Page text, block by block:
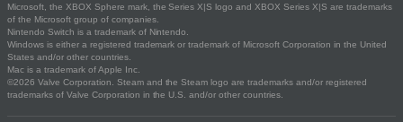
Microsoft, the XBOX Sphere mark, the Series X|S logo and XBOX Series X|S are trademarks
of the Microsoft group of companies.
Nintendo Switch is a trademark of Nintendo.
Windows is either a registered trademark or trademark of Microsoft Corporation in the United
States and/or other countries.
Mac is a trademark of Apple Inc.
©2026 Valve Corporation. Steam and the Steam logo are trademarks and/or registered
trademarks of Valve Corporation in the U.S. and/or other countries.